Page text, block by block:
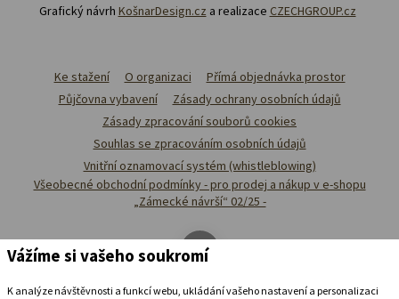
Grafický návrh KošnarDesign.cz a realizace CZECHGROUP.cz
Ke stažení O organizaci
Přímá objednávka prostor
Půjčovna vybavení
Zásady ochrany osobních údajů
Zásady zpracování souborů cookies
Souhlas se zpracováním osobních údajů
Vnitřní oznamovací systém (whistleblowing)
Všeobecné obchodní podmínky - pro prodej a nákup v e-shopu
„Zámecké návrší“ 02/25 -
Vážíme si vašeho soukromí
K analýze návštěvnosti a funkcí webu, ukládání vašeho nastavení a personalizaci